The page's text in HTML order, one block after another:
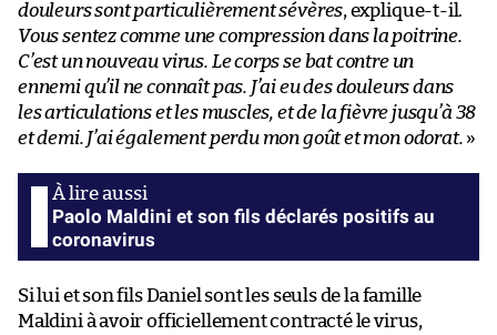
douleurs sont particulièrement sévères, explique-t-il.
Vous sentez comme une compression dans la poitrine.
C’est un nouveau virus. Le corps se bat contre un
ennemi qu’il ne connaît pas. J’ai eu des douleurs dans
les articulations et les muscles, et de la fièvre jusqu’à 38
et demi. J’ai également perdu mon goût et mon odorat. »
Paolo Maldini et son fils déclarés positifs au
coronavirus
Si lui et son fils Daniel sont les seuls de la famille
Maldini à avoir officiellement contracté le virus,